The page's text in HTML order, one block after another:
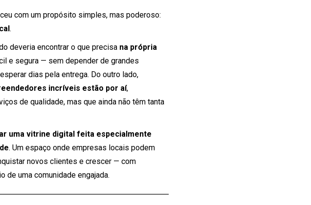
com um propósito simples, mas poderoso:
.
deveria encontrar o que precisa na própria
e segura — sem depender de grandes
dias pela entrega. Do outro lado,
incríveis estão por aí,
de qualidade, mas que ainda não têm tanta
uma vitrine digital feita especialmente
. Um espaço onde empresas locais podem
novos clientes e crescer — com
de uma comunidade engajada.